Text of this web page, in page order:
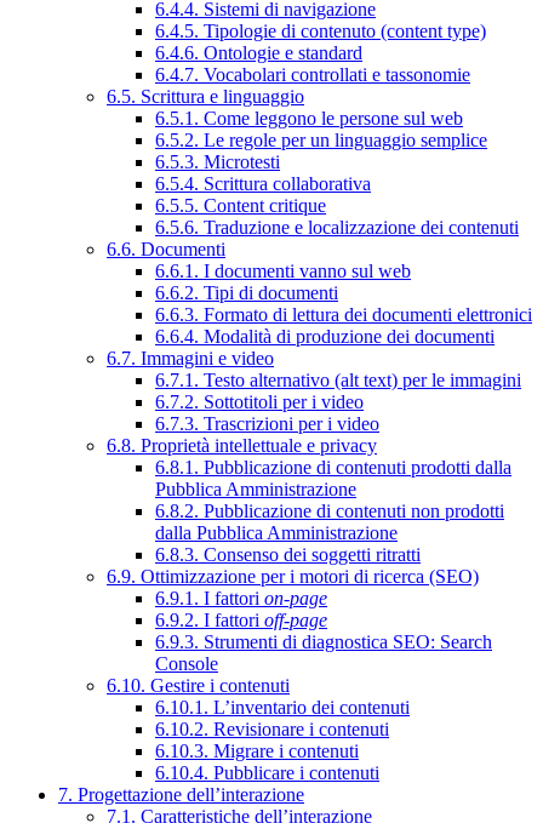
6.4.4. Sistemi di navigazione
6.4.5. Tipologie di contenuto (content type)
6.4.6. Ontologie e standard
6.4.7. Vocabolari controllati e tassonomie
6.5. Scrittura e linguaggio
6.5.1. Come leggono le persone sul web
6.5.2. Le regole per un linguaggio semplice
6.5.3. Microtesti
6.5.4. Scrittura collaborativa
6.5.5. Content critique
6.5.6. Traduzione e localizzazione dei contenuti
6.6. Documenti
6.6.1. I documenti vanno sul web
6.6.2. Tipi di documenti
6.6.3. Formato di lettura dei documenti elettronici
6.6.4. Modalità di produzione dei documenti
6.7. Immagini e video
6.7.1. Testo alternativo (alt text) per le immagini
6.7.2. Sottotitoli per i video
6.7.3. Trascrizioni per i video
6.8. Proprietà intellettuale e privacy
6.8.1. Pubblicazione di contenuti prodotti dalla
Pubblica Amministrazione
6.8.2. Pubblicazione di contenuti non prodotti
dalla Pubblica Amministrazione
6.8.3. Consenso dei soggetti ritratti
6.9. Ottimizzazione per i motori di ricerca (SEO)
6.9.1. I fattori on-page
6.9.2. I fattori off-page
6.9.3. Strumenti di diagnostica SEO: Search
Console
6.10. Gestire i contenuti
6.10.1. L’inventario dei contenuti
6.10.2. Revisionare i contenuti
6.10.3. Migrare i contenuti
6.10.4. Pubblicare i contenuti
7. Progettazione dell’interazione
7.1. Caratteristiche dell’interazione